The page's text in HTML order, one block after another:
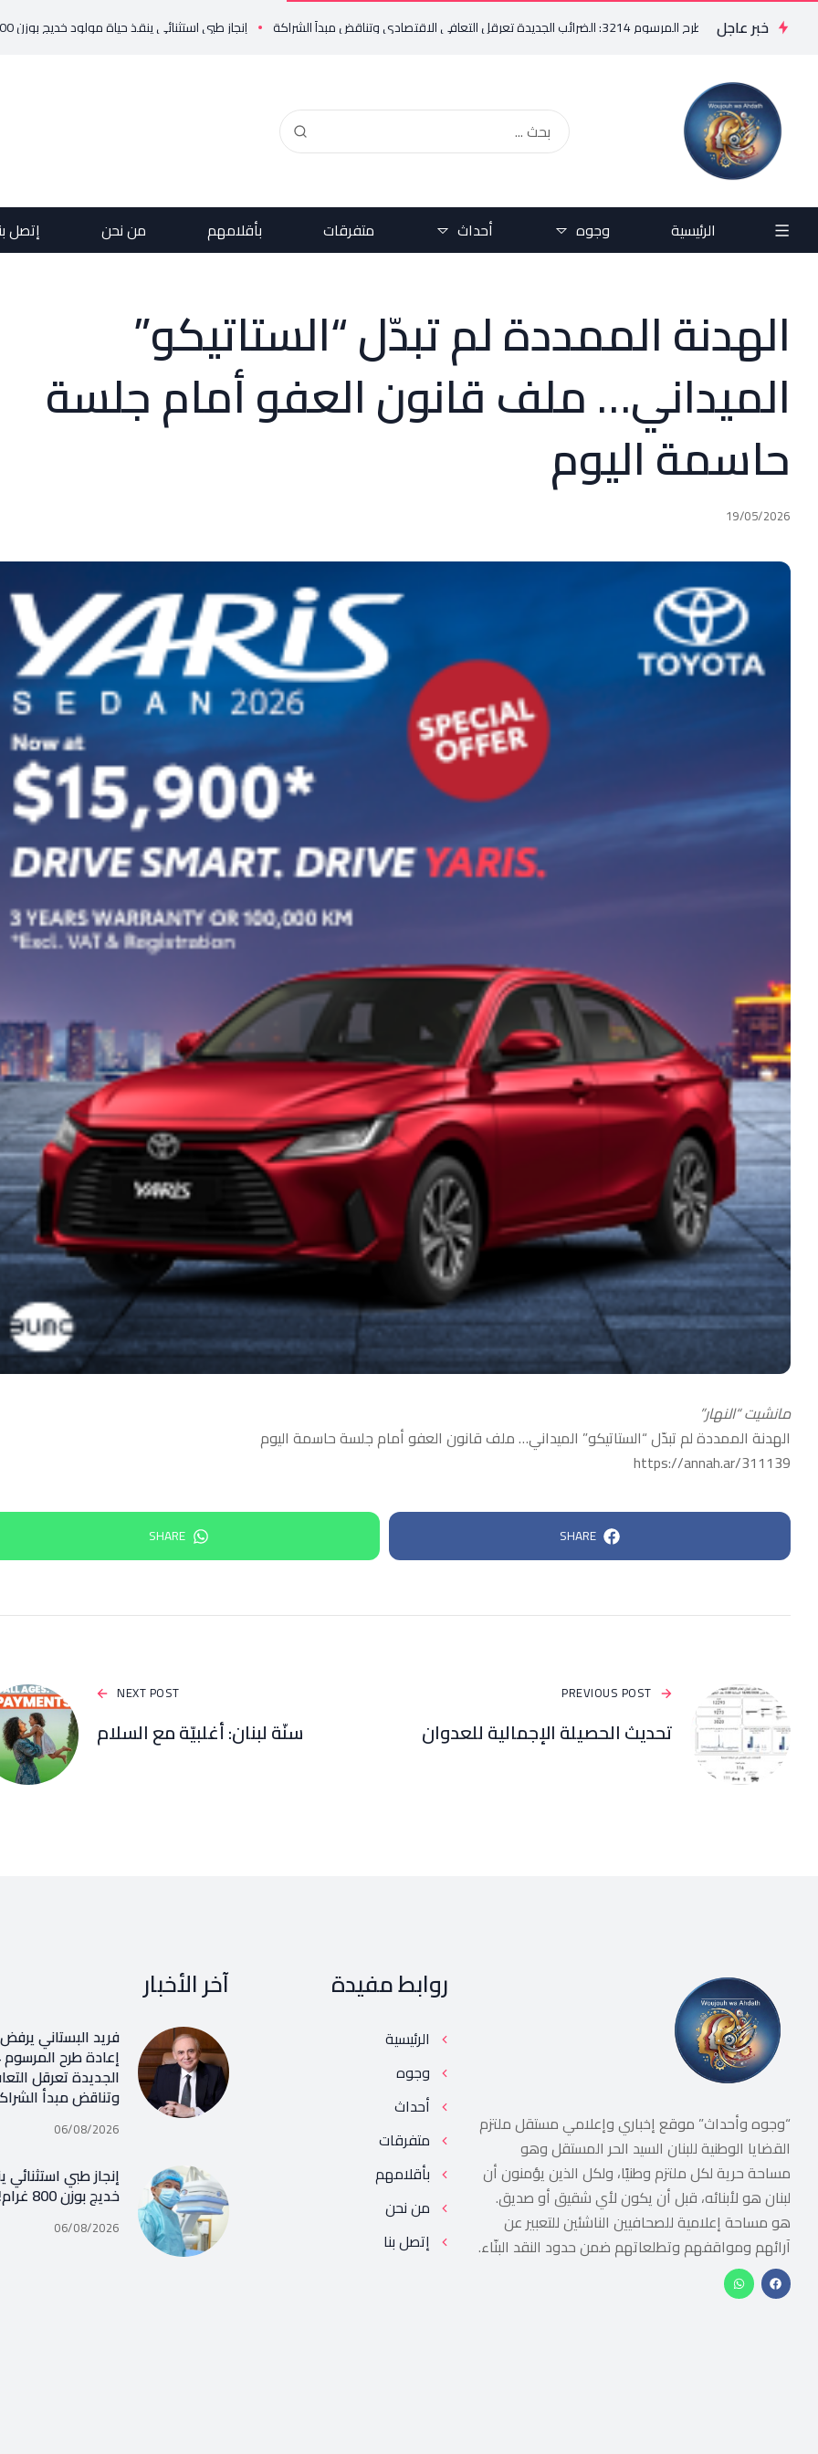
خبر عاجل
الجديدة تعرقل التعافي الاقتصادي وتناقض مبدأ الشراكة إنجاز طبي استثنائي ينقذ حياة مولود خديج بوزن 800 غرام!
الرئيسية وجوه أحداث متفرقات بأقلامهم من نحن إتصل
الهدنة الممددة لم تبدّل “الستاتيكو”
الميداني… ملف قانون العفو أمام جلسة
حاسمة اليوم
19/05/2026
مانشيت “النهار”
الهدنة الممددة لم تبدّل “الستاتيكو” الميداني… ملف قانون العفو أمام جلسة حاسمة اليوم
https://annah.ar/311139
SHARE
SHARE
PREVIOUS POST
تحديث الحصيلة الإجمالية للعدوان
NEXT POST
سنّة لبنان: أغلبيّة مع السلام
“وجوه وأحداث” موقع إخباري وإعلامي مستقل ملتزم
القضايا الوطنية للبنان السيد الحر المستقل وهو
مساحة حرية لكل ملتزم وطنيًا، ولكل الذين يؤمنون أن
لبنان هو لأبنائه، قبل أن يكون لأي شقيق أو صديق.
هو مساحة إعلامية للصحافيين الناشئين للتعبير عن
آرائهم ومواقفهم وتطلعاتهم ضمن حدود النقد البنّاء.
روابط مفيدة
الرئيسية
وجوه
أحداث
متفرقات
بأقلامهم
من نحن
إتصل بنا
آخر الأخبار
فريد البستاني
الجديدة تعرقل
وتناقض مبدأ
06/08/2026
إنجاز طبي
خديج بوزن 800 غرام!
06/08/2026